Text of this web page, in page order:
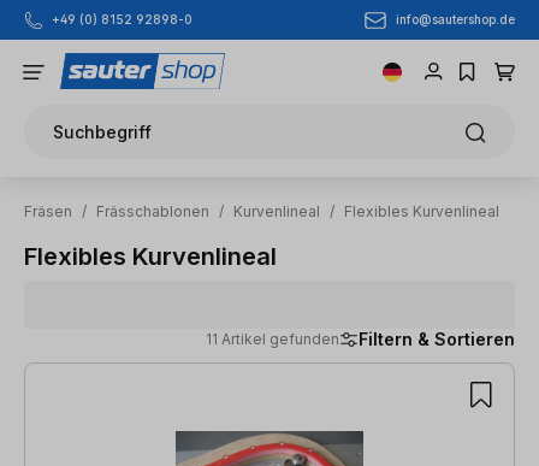
Zum Hauptinhalt springen
+49 (0) 8152 92898-0 info@sautershop.de
Suchbegriff
Fräsen / Frässchablonen / Kurvenlineal / Flexibles Kurvenlineal
Flexibles Kurvenlineal
11 Artikel gefunden Filtern & Sortieren
11 Artikel gefunden